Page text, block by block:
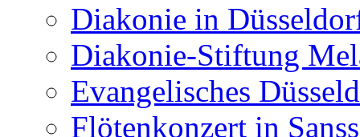
Diakonie in
Diakonie-Stiftung
Evangelisches
Flötenkonzert in